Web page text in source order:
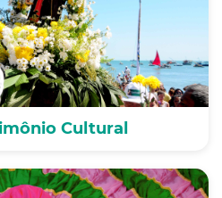
Cultural